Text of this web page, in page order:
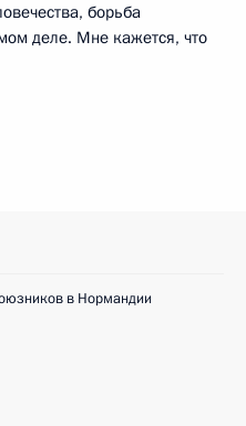
борьба
деле. Мне кажется, что
в Нормандии